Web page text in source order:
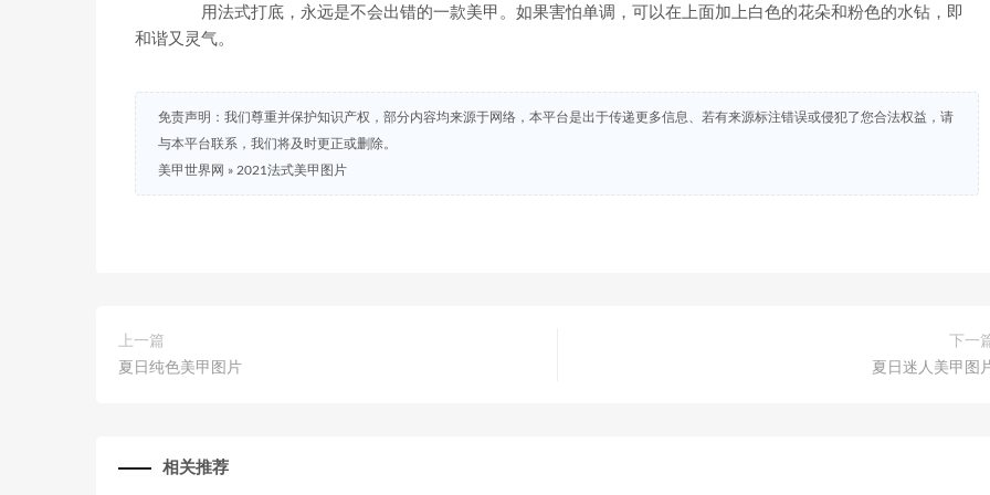
用法式打底，永远是不会出错的一款美甲。如果害怕单调，可以在上面加上白色的花朵和粉色的水钻，即
和谐又灵气。
免责声明：我们尊重并保护知识产权，部分内容均来源于网络，本平台是出于传递更多信息、若有来源标注错误或侵犯了您合法权益，请
与本平台联系，我们将及时更正或删除。
美甲世界网 » 2021法式美甲图片
上一篇
夏日纯色美甲图片
下一
夏日迷人美甲图
相关推荐